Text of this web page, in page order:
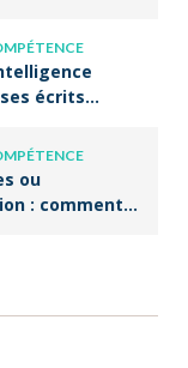
écrits
ou
: comment